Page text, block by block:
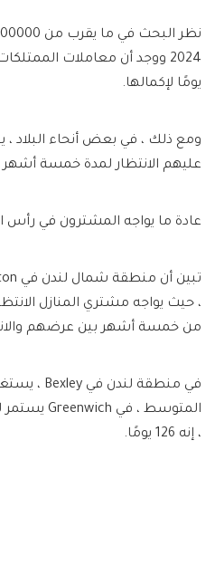
يومًا لإكمالها.
ومع ذلك ، في بعض أنحاء البلاد ،
عليهم الانتظار لمدة خمسة أشهر
عادة ما يواجه المشترون في رأس
من خمسة أشهر بين عرضهم
، إنه 126 يومًا.